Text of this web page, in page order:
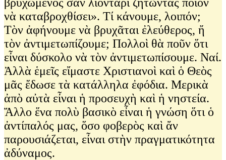
νὰ καταβροχθίσει». Τί κάνουμε, λοιπόν;
Τὸν ἀφήνουμε νὰ βρυχᾶται ἐλεύθερος, ἤ
τὸν ἀντιμετωπίζουμε; Πολλοὶ θὰ ποῦν ὅτι
εἶναι δύσκολο νὰ τὸν ἀντιμετωπίσουμε. Ναί.
Ἀλλὰ ἑμεῖς εἴμαστε Χριστιανοὶ καὶ ὁ Θεὸς
μᾶς ἔδωσε τὰ κατάλληλα ἐφόδια. Μερικὰ
ἀπὸ αὐτὰ εἶναι ἡ προσευχὴ καὶ ἡ νηστεία.
Ἄλλο ἕνα πολὺ βασικὸ εἶναι ἡ γνώση ὅτι ὁ
ἀντίπαλός μας, ὅσο φοβερὸς καὶ ἄν
παρουσιάζεται, εἶναι στὴν πραγματικότητα
ἀδύναμος.